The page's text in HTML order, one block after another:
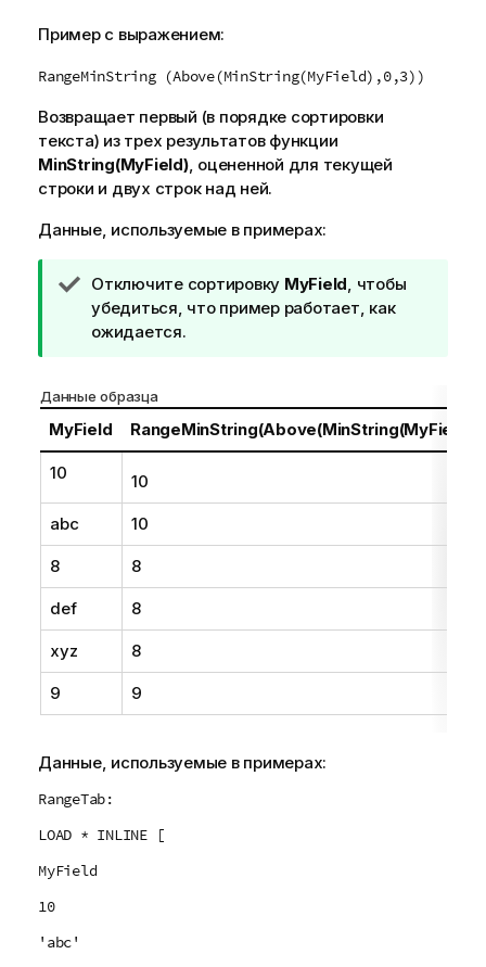
Пример с выражением:
RangeMinString (Above(MinString(MyField),0,3))
Возвращает первый (в порядке сортировки
текста) из трех результатов функции
MinString(MyField), оцененной для текущей
строки и двух строк над ней.
Данные, используемые в примерах:
П
р
и
ч
а
н
е
п
д
к
Отключите сортировку MyField, чтобы
убедиться, что пример работает, как
ожидается.
Данные образца
MyField
10 10
abc 10
8 8
def 8
xyz 8
9 9
Данные, используемые в примерах:
RangeTab:
LOAD * INLINE [
MyField
10
'abc'